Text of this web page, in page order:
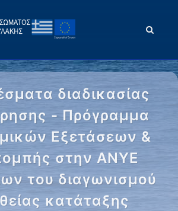
διαδικασίας
- Πρόγραμμα
Εξετάσεων &
στην ΑΝΥΕ
του διαγωνισμού
κατάταξης